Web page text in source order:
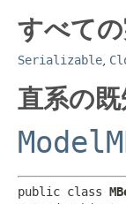
すべて
Serializable
直系の
public class